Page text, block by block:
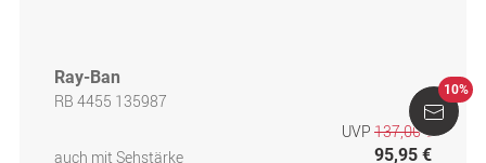
Ray-Ban
RB 4455 135987
auch mit Sehstärke
UVP 137,00 €
95,95 €
10%